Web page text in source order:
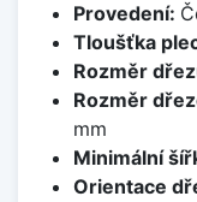
Provedení:
Tloušťka
Rozměr
Rozměr
mm
Minimální
Orientace